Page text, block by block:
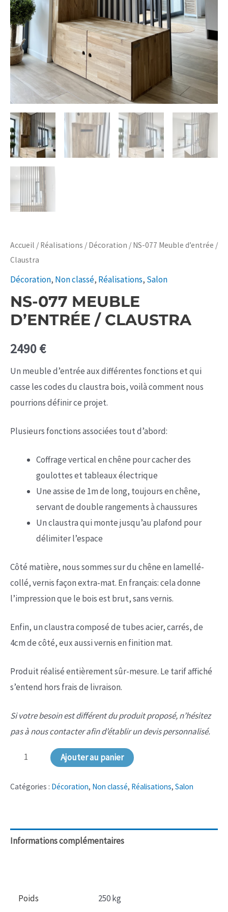
Accueil / Réalisations / Décoration / NS-077 Meuble d’entrée /
Claustra
Décoration, Non classé, Réalisations, Salon
NS-077 MEUBLE
D’ENTRÉE / CLAUSTRA
2490€
Un meuble d’entrée aux différentes fonctions et qui
casse les codes du claustra bois, voilà comment nous
pourrions définir ce projet.
Plusieurs fonctions associées tout d’abord:
Coffrage vertical en chêne pour cacher des
goulottes et tableaux électrique
Une assise de 1m de long, toujours en chêne,
servant de double rangements à chaussures
Un claustra qui monte jusqu’au plafond pour
délimiter l’espace
Côté matière, nous sommes sur du chêne en lamellé-
collé, vernis façon extra-mat. En français: cela donne
l’impression que le bois est brut, sans vernis.
Enfin, un claustra composé de tubes acier, carrés, de
4cm de côté, eux aussi vernis en finition mat.
Produit réalisé entièrement sûr-mesure. Le tarif affiché
s’entend hors frais de livraison.
Si votre besoin est différent du produit proposé, n’hésitez
pas à nous contacter afin d’établir un devis personnalisé.
quantité
NS-
d'entrée
Ajouter au panier
Catégories : Décoration, Non classé, Réalisations, Salon
Informations complémentaires
Poids 250 kg